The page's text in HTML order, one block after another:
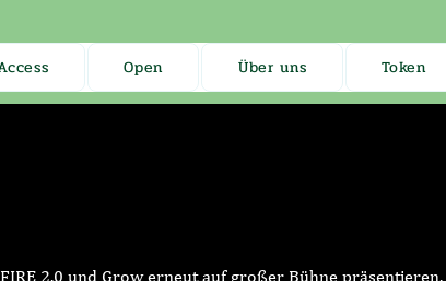
Open Über uns Token
2.0 und Grow erneut auf großer Bühne